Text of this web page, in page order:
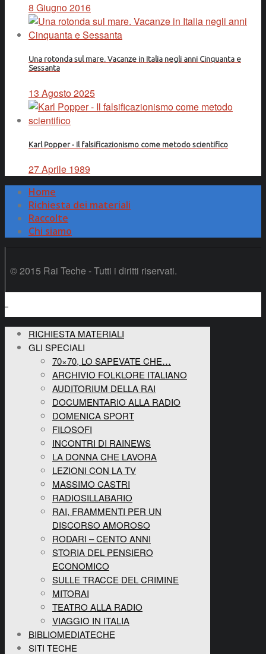
8 Giugno 2016
Una rotonda sul mare. Vacanze in Italia negli anni Cinquanta e
Sessanta
13 Agosto 2025
Karl Popper - Il falsificazionismo come metodo scientifico
27 Aprile 1989
Home
Richiesta dei materiali
Raccolte
Chi siamo
© 2015 Rai Teche - Tutti i diritti riservati.
RICHIESTA MATERIALI
GLI SPECIALI
70×70, LO SAPEVATE CHE…
ARCHIVIO FOLKLORE ITALIANO
AUDITORIUM DELLA RAI
DOCUMENTARIO ALLA RADIO
DOMENICA SPORT
FILOSOFI
INCONTRI DI RAINEWS
LA DONNA CHE LAVORA
LEZIONI CON LA TV
MASSIMO CASTRI
RADIOSILLABARIO
RAI, FRAMMENTI PER UN
DISCORSO AMOROSO
RODARI – CENTO ANNI
STORIA DEL PENSIERO
ECONOMICO
SULLE TRACCE DEL CRIMINE
MITORAI
TEATRO ALLA RADIO
VIAGGIO IN ITALIA
BIBLIOMEDIATECHE
SITI TECHE